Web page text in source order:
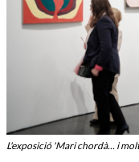
L'exposició 'Mari chordà... i